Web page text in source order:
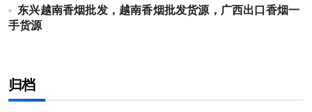
东兴越南香烟批发，越南香烟批发货源，广西出口香烟一
手货源
归档